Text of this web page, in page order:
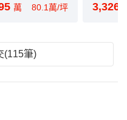
萬 80.1萬/坪 3,326
(115筆)